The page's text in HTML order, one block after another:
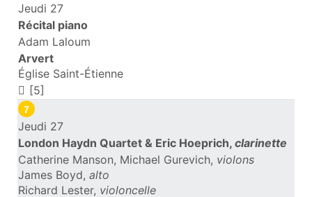
Jeudi 27
Récital piano
Adam Laloum
Arvert
Église Saint-Étienne
[5]
7
Jeudi 27
London Haydn Quartet & Eric Hoeprich, clarinette
Catherine Manson, Michael Gurevich, violons
James Boyd, alto
Richard Lester, violoncelle